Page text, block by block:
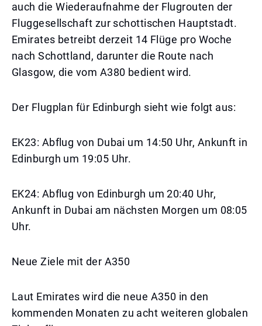
auch die Wiederaufnahme der Flugrouten der
Fluggesellschaft zur schottischen Hauptstadt.
Emirates betreibt derzeit 14 Flüge pro Woche
nach Schottland, darunter die Route nach
Glasgow, die vom A380 bedient wird.
Der Flugplan für Edinburgh sieht wie folgt aus:
EK23: Abflug von Dubai um 14:50 Uhr, Ankunft in
Edinburgh um 19:05 Uhr.
EK24: Abflug von Edinburgh um 20:40 Uhr,
Ankunft in Dubai am nächsten Morgen um 08:05
Uhr.
Neue Ziele mit der A350
Laut Emirates wird die neue A350 in den
kommenden Monaten zu acht weiteren globalen